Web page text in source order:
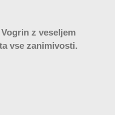
z veseljem
vse zanimivosti.